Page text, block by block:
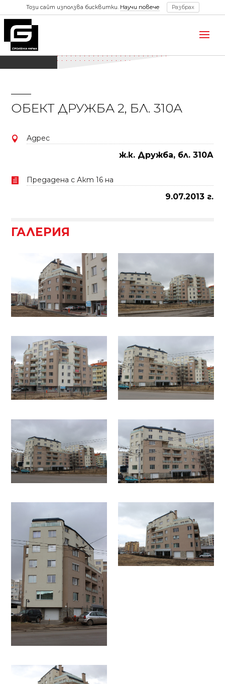
ОБЕКТ ДРУЖБА 2, БЛ. 310А
 Адрес
ж.к. Дружба, бл. 310А
 Предадена с Акт 16 на
9.07.2013 г.
ГАЛЕРИЯ
Този сайт използва бисквитки. Научи повече Разбрах